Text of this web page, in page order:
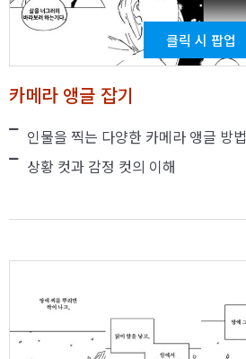
클릭 시 팝업
카메라 앵글 잡기
인물을 찍는 다양한 카메라 앵글 방법
상황 컷과 감정 컷의 이해